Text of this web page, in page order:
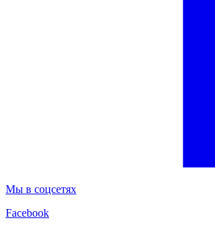
Мы в соцсетях
Facebook